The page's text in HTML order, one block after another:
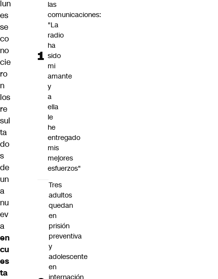
lun
es
se
co
no
cie
ro
n
los
re
sul
ta
do
s
de
un
a
nu
ev
a
en
cu
es
ta
las
comunicaciones:
"La
radio
ha
sido
mi
amante
y
a
ella
le
he
entregado
mis
mejores
esfuerzos"
Tres
adultos
quedan
en
prisión
preventiva
y
adolescente
en
internación